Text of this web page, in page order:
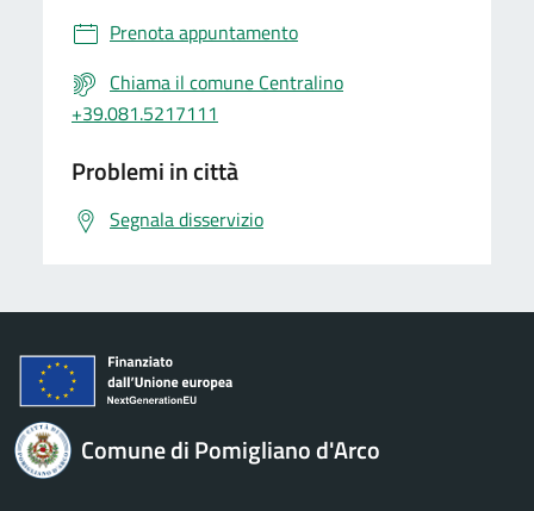
Prenota appuntamento
Chiama il comune Centralino
+39.081.5217111
Problemi in città
Segnala disservizio
Comune di Pomigliano d'Arco